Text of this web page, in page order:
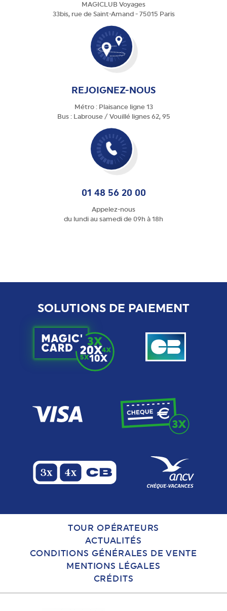
MAGICLUB Voyages
33bis, rue de Saint-Amand - 75015 Paris
REJOIGNEZ-NOUS
Métro : Plaisance ligne 13
Bus : Labrouse / Vouillé lignes 62, 95
01 48 56 20 00
Appelez-nous
du lundi au samedi de 09h à 18h
SOLUTIONS DE PAIEMENT
TOUR OPÉRATEURS
ACTUALITÉS
CONDITIONS GÉNÉRALES DE VENTE
MENTIONS LÉGALES
CRÉDITS